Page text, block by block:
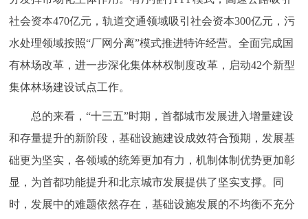
社会资本470亿元，轨道交通领域吸引社会资本300亿元，污
水处理领域按照“厂网分离”模式推进特许经营。全面完成国
有林场改革，进一步深化集体林权制度改革，启动42个新型
集体林场建设试点工作。
总的来看，“十三五”时期，首都城市发展进入增量建设
和存量提升的新阶段，基础设施建设成效符合预期，发展基
础更为坚实，各领域的统筹更加有力，机制体制优势更加彰
显，为首都功能提升和北京城市发展提供了坚实支撑。同
时，发展中的难题依然存在，基础设施发展的不均衡不充分